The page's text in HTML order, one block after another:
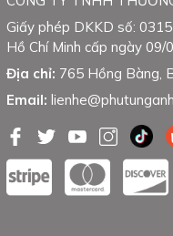
Giấy phép DKKD số:
Hồ Chí Minh cấp ngày 09/
Địa chỉ: 765 Hồng Bàng,
Email: